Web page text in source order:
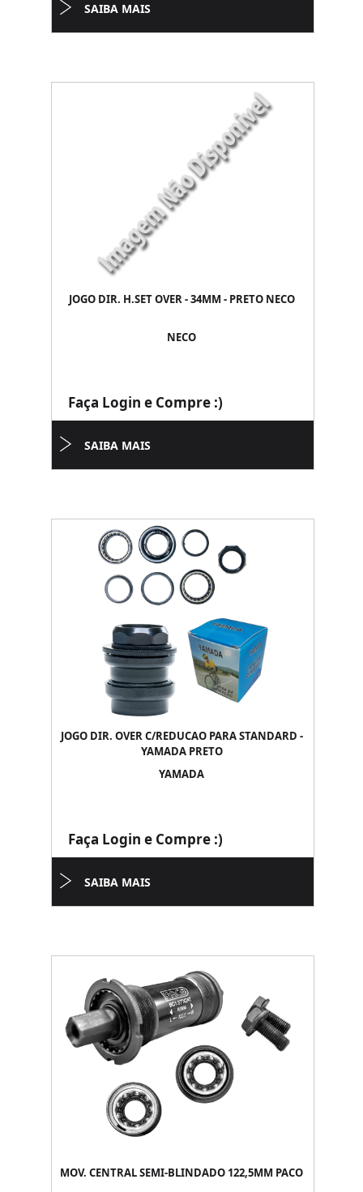
SAIBA MAIS
JOGO DIR. H.SET OVER - 34MM - PRETO NECO
NECO
Faça Login e Compre :)
SAIBA MAIS
JOGO DIR. OVER C/REDUCAO PARA STANDARD -
YAMADA PRETO
YAMADA
Faça Login e Compre :)
SAIBA MAIS
MOV. CENTRAL SEMI-BLINDADO 122,5MM PACO